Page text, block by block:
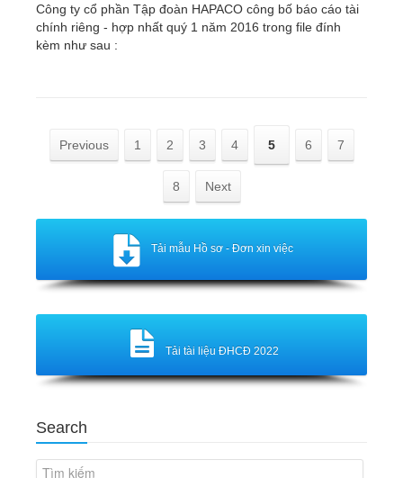
Công ty cổ phần Tập đoàn HAPACO công bố báo cáo tài
chính riêng - hợp nhất quý 1 năm 2016 trong file đính
kèm như sau :
Previous 1 2 3 4 5 6 7
8 Next
Tải mẫu Hồ sơ - Đơn xin việc
Tải tài liệu ĐHCĐ 2022
Search